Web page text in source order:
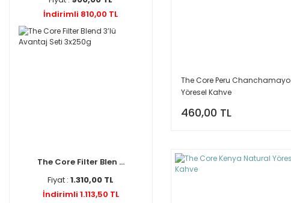
İndirimli 810,00 TL
The Core Filter Blen ...
Fiyat :1.310,00 TL
İndirimli 1.113,50 TL
The Core Peru Chanchamayo
Yöresel Kahve
460,00 TL